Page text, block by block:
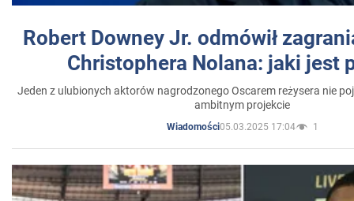
Robert Downey Jr. odmówił
Christophera Nolana: jaki jest
Jeden z ulubionych aktorów nagrodzonego Oscarem reżysera nie
ambitnym projekcie
Wiadomości05.03.2025 17:04 1